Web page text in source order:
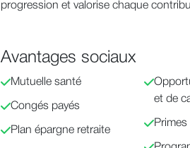
progression et valorise chaque
Avantages sociaux
Mutuelle santé
Congés payés
Plan épargne retraite
et de
Primes